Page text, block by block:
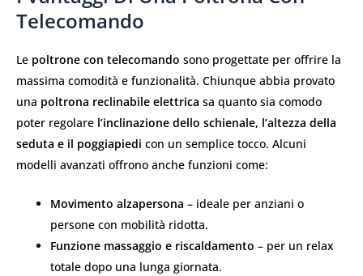
Telecomando
Le poltrone con telecomando sono progettate per offrire la
massima comodità e funzionalità. Chiunque abbia provato
una poltrona reclinabile elettrica sa quanto sia comodo
poter regolare l’inclinazione dello schienale, l’altezza della
seduta e il poggiapiedi con un semplice tocco. Alcuni
modelli avanzati offrono anche funzioni come:
Movimento alzapersona – ideale per anziani o
persone con mobilità ridotta.
Funzione massaggio e riscaldamento – per un relax
totale dopo una lunga giornata.